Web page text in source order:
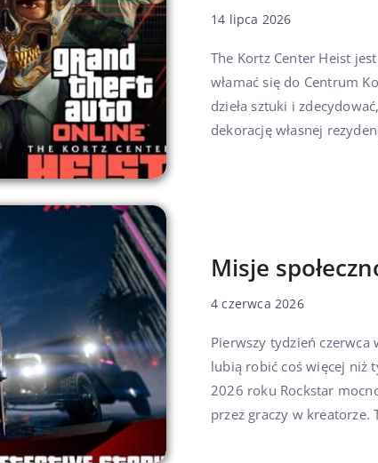
14 lipca 2026
The Kortz Center Heist
włamać się do Centrum
dzieła sztuki i
dekorację własnej
Misje
4 czerwca 2026
Pierwszy tydzień
lubią robić coś więcej niż
2026 roku Rockstar
przez graczy w kreatorze.